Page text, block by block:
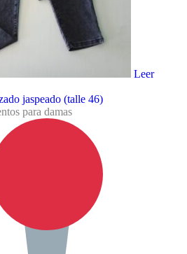
Leer
jaspeado (talle 46)
para damas